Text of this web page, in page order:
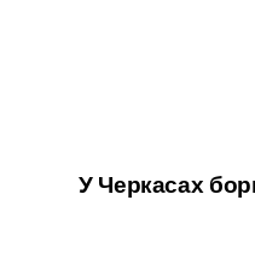
У Черкасах